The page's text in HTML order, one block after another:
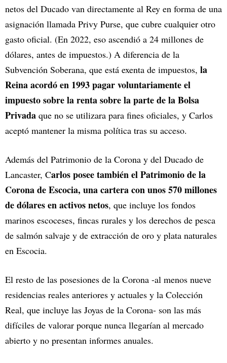
netos del Ducado van directamente al Rey en forma de una
asignación llamada Privy Purse, que cubre cualquier otro
gasto oficial. (En 2022, eso ascendió a 24 millones de
dólares, antes de impuestos.) A diferencia de la
Subvención Soberana, que está exenta de impuestos, la
Reina acordó en 1993 pagar voluntariamente el
impuesto sobre la renta sobre la parte de la Bolsa
Privada que no se utilizara para fines oficiales, y Carlos
aceptó mantener la misma política tras su acceso.
Además del Patrimonio de la Corona y del Ducado de
Lancaster, Carlos posee también el Patrimonio de la
Corona de Escocia, una cartera con unos 570 millones
de dólares en activos netos, que incluye los fondos
marinos escoceses, fincas rurales y los derechos de pesca
de salmón salvaje y de extracción de oro y plata naturales
en Escocia.
El resto de las posesiones de la Corona -al menos nueve
residencias reales anteriores y actuales y la Colección
Real, que incluye las Joyas de la Corona- son las más
difíciles de valorar porque nunca llegarían al mercado
abierto y no presentan informes anuales.